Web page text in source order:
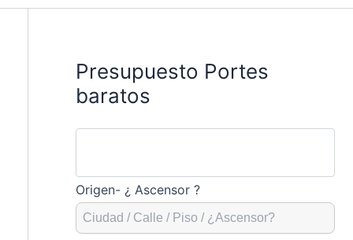
Presupuesto Portes
baratos
Origen- ¿ Ascensor ?